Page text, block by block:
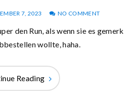
7, 2023 NO COMMENT
den Run, als wenn sie es
wollte, haha.
Reading